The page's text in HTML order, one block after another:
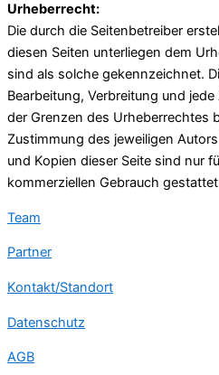
Urheberrecht:
Die durch die Seitenbetreiber
diesen Seiten unterliegen dem
sind als solche gekennzeichnet.
Bearbeitung, Verbreitung und
der Grenzen des Urheberrechtes
Zustimmung des jeweiligen
und Kopien dieser Seite sind nur
kommerziellen Gebrauch
Team
Partner
Kontakt/Standort
Datenschutz
AGB